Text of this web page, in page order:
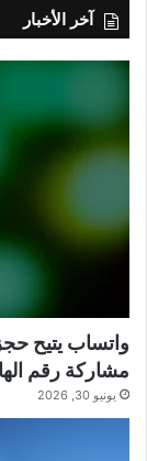
آخر الأخبار
واتساب يتيح
مشاركة رقم
يونيو 30, 2026